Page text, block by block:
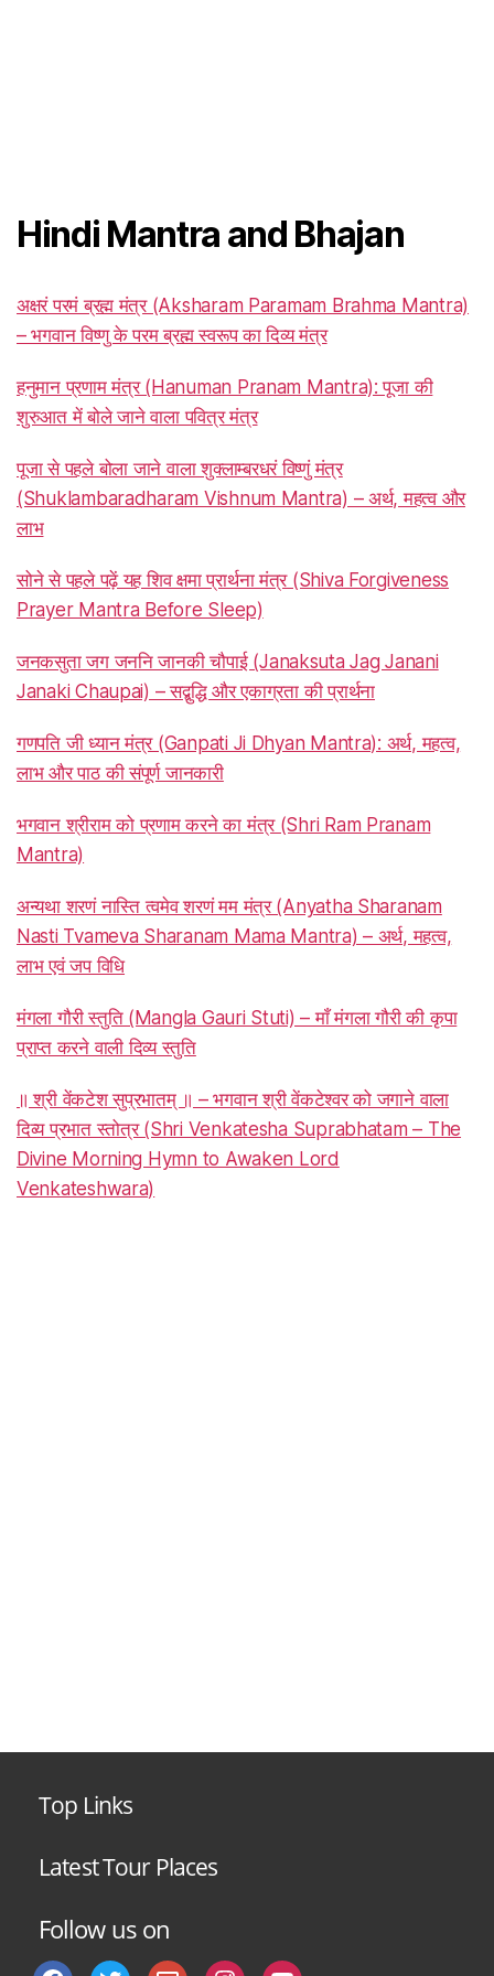
Hindi Mantra and Bhajan
अक्षरं परमं ब्रह्म मंत्र (Aksharam Paramam Brahma Mantra)
– भगवान विष्णु के परम ब्रह्म स्वरूप का दिव्य मंत्र
हनुमान प्रणाम मंत्र (Hanuman Pranam Mantra): पूजा की
शुरुआत में बोले जाने वाला पवित्र मंत्र
पूजा से पहले बोला जाने वाला शुक्लाम्बरधरं विष्णुं मंत्र
(Shuklambaradharam Vishnum Mantra) – अर्थ, महत्व और
लाभ
सोने से पहले पढ़ें यह शिव क्षमा प्रार्थना मंत्र (Shiva Forgiveness
Prayer Mantra Before Sleep)
जनकसुता जग जननि जानकी चौपाई (Janaksuta Jag Janani
Janaki Chaupai) – सद्बुद्धि और एकाग्रता की प्रार्थना
गणपति जी ध्यान मंत्र (Ganpati Ji Dhyan Mantra): अर्थ, महत्व,
लाभ और पाठ की संपूर्ण जानकारी
भगवान श्रीराम को प्रणाम करने का मंत्र (Shri Ram Pranam
Mantra)
अन्यथा शरणं नास्ति त्वमेव शरणं मम मंत्र (Anyatha Sharanam
Nasti Tvameva Sharanam Mama Mantra) – अर्थ, महत्व,
लाभ एवं जप विधि
मंगला गौरी स्तुति (Mangla Gauri Stuti) – माँ मंगला गौरी की कृपा
प्राप्त करने वाली दिव्य स्तुति
॥ श्री वेंकटेश सुप्रभातम् ॥ – भगवान श्री वेंकटेश्वर को जगाने वाला
दिव्य प्रभात स्तोत्र (Shri Venkatesha Suprabhatam – The
Divine Morning Hymn to Awaken Lord
Venkateshwara)
Top Links
Latest Tour Places
Follow us on